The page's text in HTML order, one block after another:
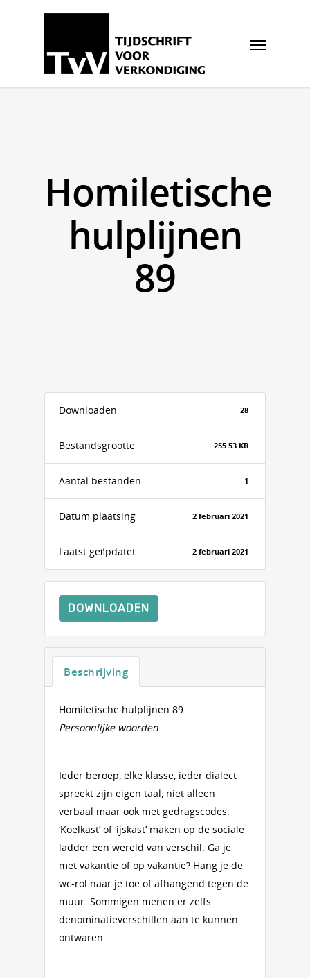
Homiletische
hulplijnen
89
Downloaden 28
Bestandsgrootte 255.53 KB
Aantal bestanden 1
Datum plaatsing 2 februari 2021
Laatst geüpdatet 2 februari 2021
DOWNLOADEN
Beschrijving
Homiletische hulplijnen 89
Persoonlijke woorden
Ieder beroep, elke klasse, ieder dialect
spreekt zijn eigen taal, niet alleen
verbaal maar ook met gedragscodes.
‘Koelkast’ of ‘ijskast’ maken op de sociale
ladder een wereld van verschil. Ga je
met vakantie of op vakantie? Hang je de
wc-rol naar je toe of afhangend tegen de
muur. Sommigen menen er zelfs
denominatieverschillen aan te kunnen
ontwaren.